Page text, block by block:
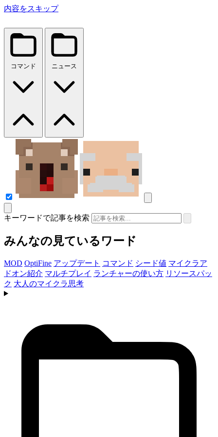
内容をスキップ
コマンド ニュース
キーワードで記事を検索
みんなの見ているワード
MOD OptiFine アップデート コマンド シード値 マイクラア
ドオン紹介 マルチプレイ ランチャーの使い方 リソースパッ
ク 大人のマイクラ思考